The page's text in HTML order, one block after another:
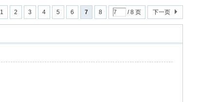
1 2 3 4 5 6 7 8 / 8 页 下一页